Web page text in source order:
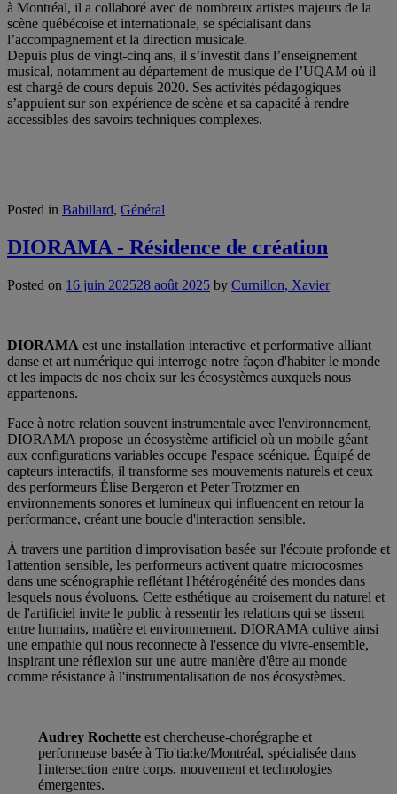
à Montréal, il a collaboré avec de nombreux artistes majeurs de la
scène québécoise et internationale, se spécialisant dans
l’accompagnement et la direction musicale.
Depuis plus de vingt-cinq ans, il s’investit dans l’enseignement
musical, notamment au département de musique de l’UQAM où il
est chargé de cours depuis 2020. Ses activités pédagogiques
s’appuient sur son expérience de scène et sa capacité à rendre
accessibles des savoirs techniques complexes.
Posted in Babillard, Général
DIORAMA - Résidence de création
Posted on 16 juin 202528 août 2025 by Curnillon, Xavier
DIORAMA est une installation interactive et performative alliant
danse et art numérique qui interroge notre façon d'habiter le monde
et les impacts de nos choix sur les écosystèmes auxquels nous
appartenons.
Face à notre relation souvent instrumentale avec l'environnement,
DIORAMA propose un écosystème artificiel où un mobile géant
aux configurations variables occupe l'espace scénique. Équipé de
capteurs interactifs, il transforme ses mouvements naturels et ceux
des performeurs Élise Bergeron et Peter Trotzmer en
environnements sonores et lumineux qui influencent en retour la
performance, créant une boucle d'interaction sensible.
À travers une partition d'improvisation basée sur l'écoute profonde et
l'attention sensible, les performeurs activent quatre microcosmes
dans une scénographie reflétant l'hétérogénéité des mondes dans
lesquels nous évoluons. Cette esthétique au croisement du naturel et
de l'artificiel invite le public à ressentir les relations qui se tissent
entre humains, matière et environnement. DIORAMA cultive ainsi
une empathie qui nous reconnecte à l'essence du vivre-ensemble,
inspirant une réflexion sur une autre manière d'être au monde
comme résistance à l'instrumentalisation de nos écosystèmes.
Audrey Rochetteest chercheuse-chorégraphe et
performeuse basée à Tio'tia:ke/Montréal, spécialisée dans
l'intersection entre corps, mouvement et technologies
émergentes.